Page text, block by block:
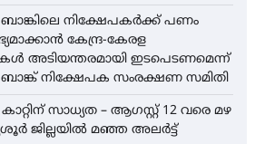
നിക്ഷേപകർക്ക് പണം
കേന്ദ്ര-കേരള
അടിയന്തരമായി ഇടപെടണമെന്ന്
നിക്ഷേപക സംരക്ഷണ സമിതി
സാധ്യത – ആഗസ്റ്റ് 12 വരെ മഴ
ജില്ലയിൽ മഞ്ഞ അലർട്ട്